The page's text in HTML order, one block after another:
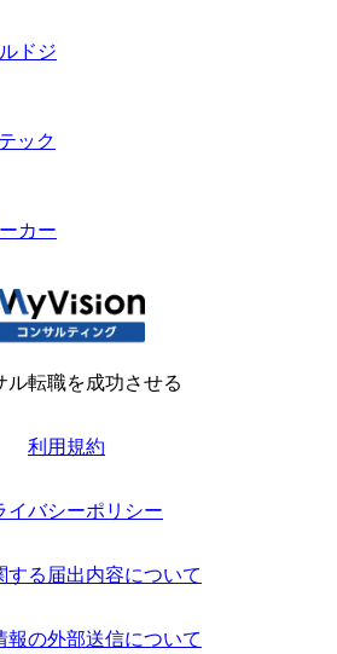
ドジ
ック
カー
ル転職を成功させる
利用規約
イバシーポリシー
する届出内容について
報の外部送信について